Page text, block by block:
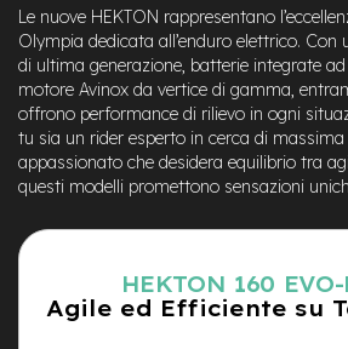
o
n
t
/
H
a
r
d
t
i
m
Le nuove HEKTON rappresentano
Olympia dedicata all’enduro elettrico. Con
di ultima generazione, batterie integrate
motore Avinox da vertice di gamma,
offrono performance di rilievo in ogni
tu sia un rider esperto in cerca di
appassionato che desidera equilibrio tra
questi modelli promettono sensazioni
HEKTON 160 EVO-
Agile ed Efficiente su